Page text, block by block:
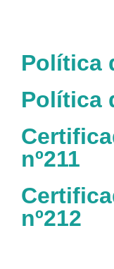
Política
Política
nº211
nº212